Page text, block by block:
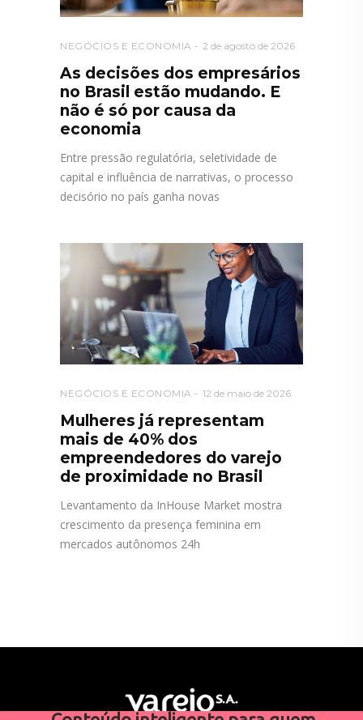
NEGÓCIOS E ECONOMIA 2 de agosto de 2026
As decisões dos empresários
no Brasil estão mudando. E
não é só por causa da
economia
Entre pressão regulatória, seletividade de
capital e influência de narrativas, o processo
decisório no país ganha novas
NEGÓCIOS E ECONOMIA 12 de maio de 2026
Mulheres já representam
mais de 40% dos
empreendedores do varejo
de proximidade no Brasil
Levantamento da InHouse Market mostra
crescimento da presença feminina em
mercados autônomos 24h